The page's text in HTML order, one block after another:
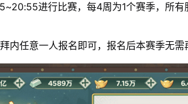
进行比赛，每4周为1个赛季，所有
内任意一人报名即可，报名后本赛季无需